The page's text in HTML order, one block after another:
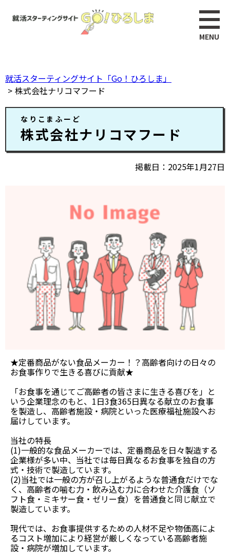
で
す。
就活スターティングサイト「Go！ひろしま」
株式会社ナリコマフード
なりこまふーど
株式会社ナリコマフード
掲載日 2025年1月27日
★定番商品がない食品メーカー！？高齢者向けの日々の
お食事作りで生きる喜びに貢献★
「お食事を通じてご高齢者の皆さまに生きる喜びを」と
いう企業理念のもと、1日3食365日異なる献立のお食事
を製造し、高齢者施設・病院といった医療福祉施設へお
届けしています。
当社の特長
(1)一般的な食品メーカーでは、定番商品を日々製造する
企業様が多い中、当社では毎日異なるお食事を独自の方
式・技術で製造しています。
(2)当社では一般の方が召し上がるような普通食だけでな
く、高齢者の噛む力・飲み込む力に合わせた介護食（ソ
フト食・ミキサー食・ゼリー食）を普通食と同じ献立で
製造しています。
現代では、お食事提供するための人材不足や物価高によ
るコスト増加により経営が厳しくなっている高齢者施
設・病院が増加しています。